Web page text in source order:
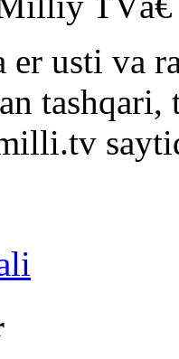
er usti va